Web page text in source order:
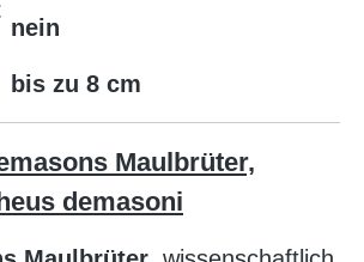
nein
bis zu 8 cm
Maulbrüter,
demasoni